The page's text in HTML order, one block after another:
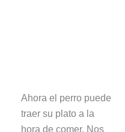
Ahora el perro puede
traer su plato a la
hora de comer. Nos